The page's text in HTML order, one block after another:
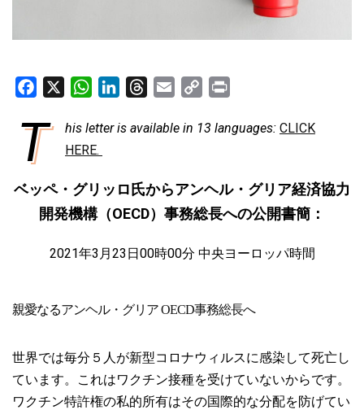
c
e
o
o
W
a
t
A
p
n
d
I
r
d
s
a
p
i
n
i
T his letter is available in 13 languages: CLICK
HERE.
ベッペ・グリッロ氏からアンヘル・グリア経済協力
開発機構（OECD）事務総長への公開書簡：
2021年3 月 23 日 00時00分 中央ヨーロッパ時間
親愛なるアンヘル・グリアOECD事務総長へ
世界では毎分５人が新型コロナウィルスに感染して死亡し
ています。これはワクチン接種を受けていないからです。
ワクチン特許権の私的所有はその国際的な分配を防げてい